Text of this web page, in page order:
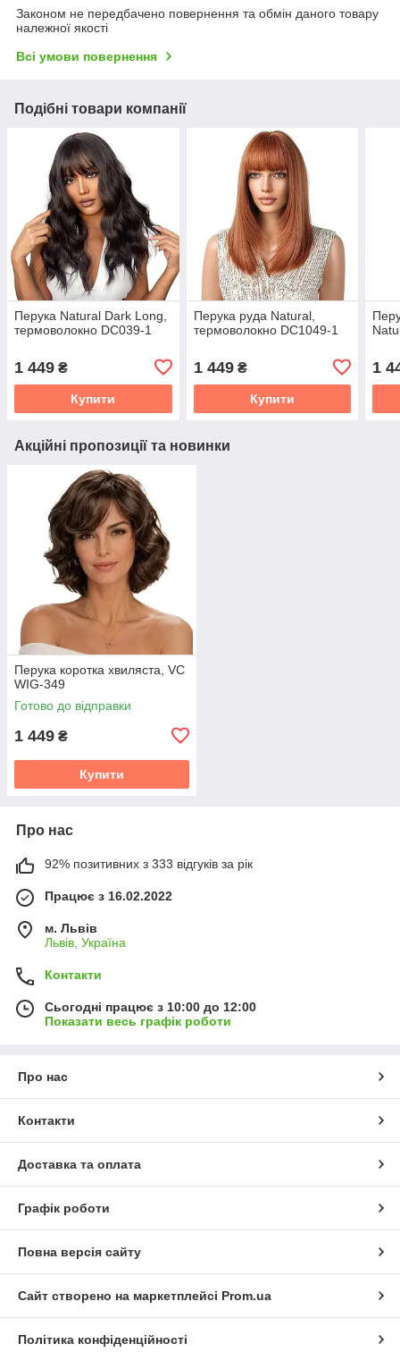
Законом не передбачено повернення та обмін даного товару
належної якості
Всі умови повернення
Подібні товари компанії
Перука Natural Dark Long,
термоволокно DC039-1
1 449 ₴
Купити
Перука руда Natural,
термоволокно DC1049-1
1 449₴
Купити
1
Акційні пропозиції та новинки
Перука коротка хвиляста, VC
WIG-349
Готово до відправки
1 449 ₴
Купити
Про нас
92% позитивних з 333 відгуків за рік
Працює з 16.02.2022
м. Львів
Львів, Україна
Контакти
Сьогодні працює з 10:00 до 12:00
Показати весь графік роботи
Про нас
Контакти
Доставка та оплата
Графік роботи
Повна версія сайту
Сайт створено на маркетплейсі Prom.ua
Політика конфіденційності